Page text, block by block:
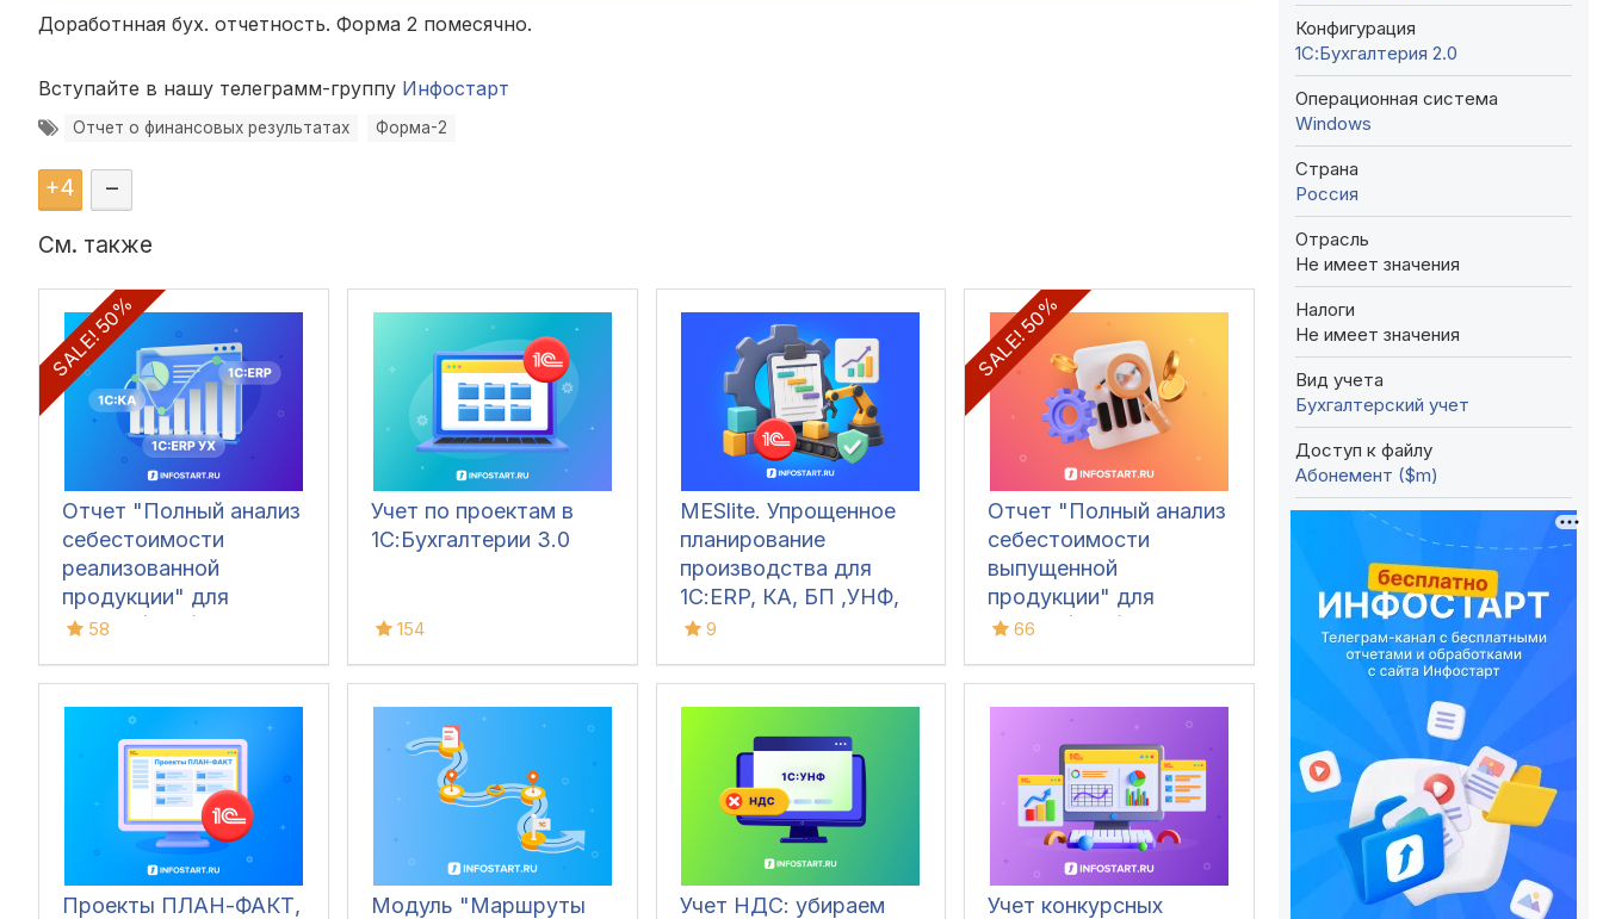
Доработнная бух. отчетность. Форма 2 помесячно.
Вступайте в нашу телеграмм-группу Инфостарт
Отчет о финансовых результатах Форма-2
+4 –
См. также
SALE! 50%
Отчет "Полный анализ
себестоимости
реализованной
продукции" для
1С:ERP (ЕРП), 1С:КА,
58
Учет по проектам в
1С:Бухгалтерии 3.0
154
MESlite. Упрощенное
планирование
производства для
1С:ERP, КА, БП ,УНФ,
УТ9
SALE! 50%
Отчет "Полный анализ
себестоимости
выпущенной
продукции" для
1С:ERP (ЕРП), 1С:КА,
66
Проекты ПЛАН-ФАКТ,
Модуль "Маршруты
Учет НДС: убираем
Учет конкурсных
Конфигурация
1С:Бухгалтерия 2.0
Операционная система
Windows
Страна
Россия
Отрасль
Не имеет значения
Налоги
Не имеет значения
Вид учета
Бухгалтерский учет
Доступ к файлу
Абонемент ($m)